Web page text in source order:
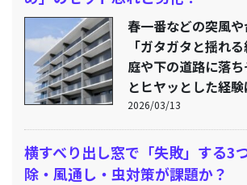
春一番などの突風や
「ガタガタと揺れ
庭や下の道路に落
とヒヤッとした経
2026/03/13
横すべり出し窓で「失敗」する3
除・風通し・虫対策が課題か？